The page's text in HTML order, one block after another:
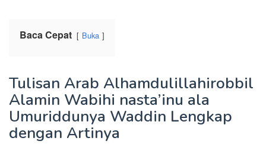
Baca Cepat Buka
Tulisan Arab Alhamdulillahirobbil
Alamin Wabihi nasta’inu ala
Umuriddunya Waddin Lengkap
dengan Artinya